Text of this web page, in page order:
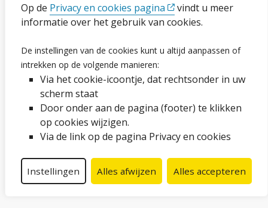
Op de Privacy en cookies pagina
vindt u meer
informatie over het gebruik van cookies.
De instellingen van de cookies kunt u altijd aanpassen of
intrekken op de volgende manieren:
Via het cookie-icoontje, dat rechtsonder in uw
scherm staat
Door onder aan de pagina (footer) te klikken
op cookies wijzigen.
Via de link op de pagina Privacy en cookies
Instellingen Alles afwijzen Alles accepteren
Ga naar de pagina
Proclaimer en copyright
Webarchief
Volg ons op social media
Facebook
LinkedInInstagram
YouTube